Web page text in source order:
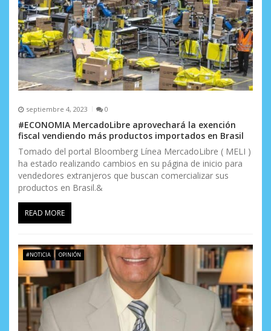
septiembre 4, 2023 0
#ECONOMIA MercadoLibre aprovechará la exención
fiscal vendiendo más productos importados en Brasil
Tomado del portal Bloomberg Línea MercadoLibre ( MELI )
ha estado realizando cambios en su página de inicio para
vendedores extranjeros que buscan comercializar sus
productos en Brasil.&
READ MORE
#NOTICIA OPINIÓN